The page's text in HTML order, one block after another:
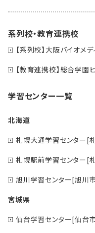
系列校・教育連携校
【系列校】大阪バイオメ
【教育連携校】総合学園
学習センター一覧
北海道
札幌大通学習センター[
札幌駅前学習センター[
旭川学習センター[旭川
宮城県
仙台学習センター[仙台